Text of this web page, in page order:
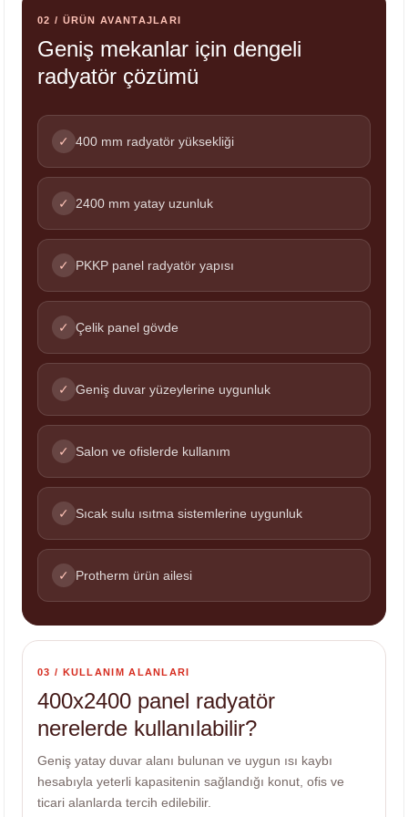
02 / ÜRÜN AVANTAJLARI
Geniş mekanlar için dengeli
radyatör çözümü
✓ 400 mm radyatör yüksekliği
✓ 2400 mm yatay uzunluk
✓ PKKP panel radyatör yapısı
✓ Çelik panel gövde
✓ Geniş duvar yüzeylerine uygunluk
✓ Salon ve ofislerde kullanım
✓ Sıcak sulu ısıtma sistemlerine uygunluk
✓ Protherm ürün ailesi
03 / KULLANIM ALANLARI
400x2400 panel radyatör
nerelerde kullanılabilir?
Geniş yatay duvar alanı bulunan ve uygun ısı kaybı
hesabıyla yeterli kapasitenin sağlandığı konut, ofis ve
ticari alanlarda tercih edilebilir.